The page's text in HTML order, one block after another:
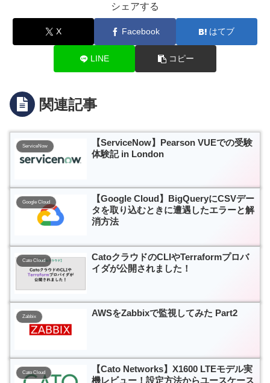
シェアする
X Facebook はてブ
LINE コピー
関連記事
ServiceNow
【ServiceNow】Pearson VUEでの受験
体験記 in London
Google Cloud
【Google Cloud】BigQueryにCSVデー
タを取り込むときに遭遇したエラーと解
消方法
Cato Cloud
CatoクラウドのCLIやTerraformプロバ
イダが公開されました！
Zabbix AWSをZabbixで監視してみた Part2
Cato Cloud
【Cato Networks】X1600 LTEモデル実
機レビュー！設定方法からユースケース